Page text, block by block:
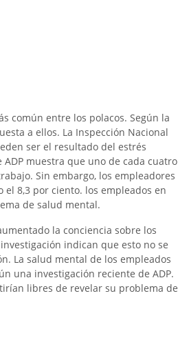
común entre los polacos. Según la
a ellos. La Inspección Nacional
ser el resultado del estrés
muestra que uno de cada cuatro
Sin embargo, los empleadores
8,3 por ciento. los empleados en
de salud mental.
la conciencia sobre los
indican que esto no se
La salud mental de los empleados
una investigación reciente de ADP.
libres de revelar su problema de